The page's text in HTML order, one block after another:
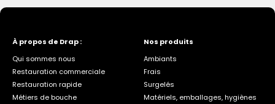
À propos de Drap :
Qui sommes nous
Restauration commerciale
Restauration rapide
Métiers de bouche
Nos produits
Ambiants
Frais
Surgelés
Matériels, emballages, hygiènes